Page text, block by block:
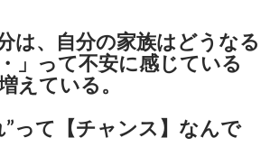
は、自分の家族はどうなる
」って不安に感じている
えている。
”って【チャンス】なんで